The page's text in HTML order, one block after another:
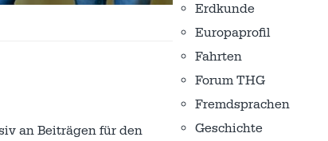
an Beiträgen für den
Erdkunde
Europaprofil
Fahrten
Forum THG
Fremdsprachen
Geschichte